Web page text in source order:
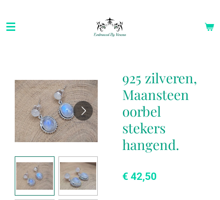
direct
naar
925 zilveren,
Maansteen
oorbel
stekers
hangend.
€ 42,50